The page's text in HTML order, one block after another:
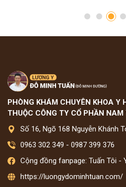
PHÒNG KHÁM CHUYÊN KHOA Y
THUỘC CÔNG TY CỔ PHẦN
Số 16, Ngõ 168 Nguyễn Khánh
0963 302 349 - 0987 399 376
Cộng đồng fanpage: Tuấn Tôi -
https://luongydominhtuan.com/